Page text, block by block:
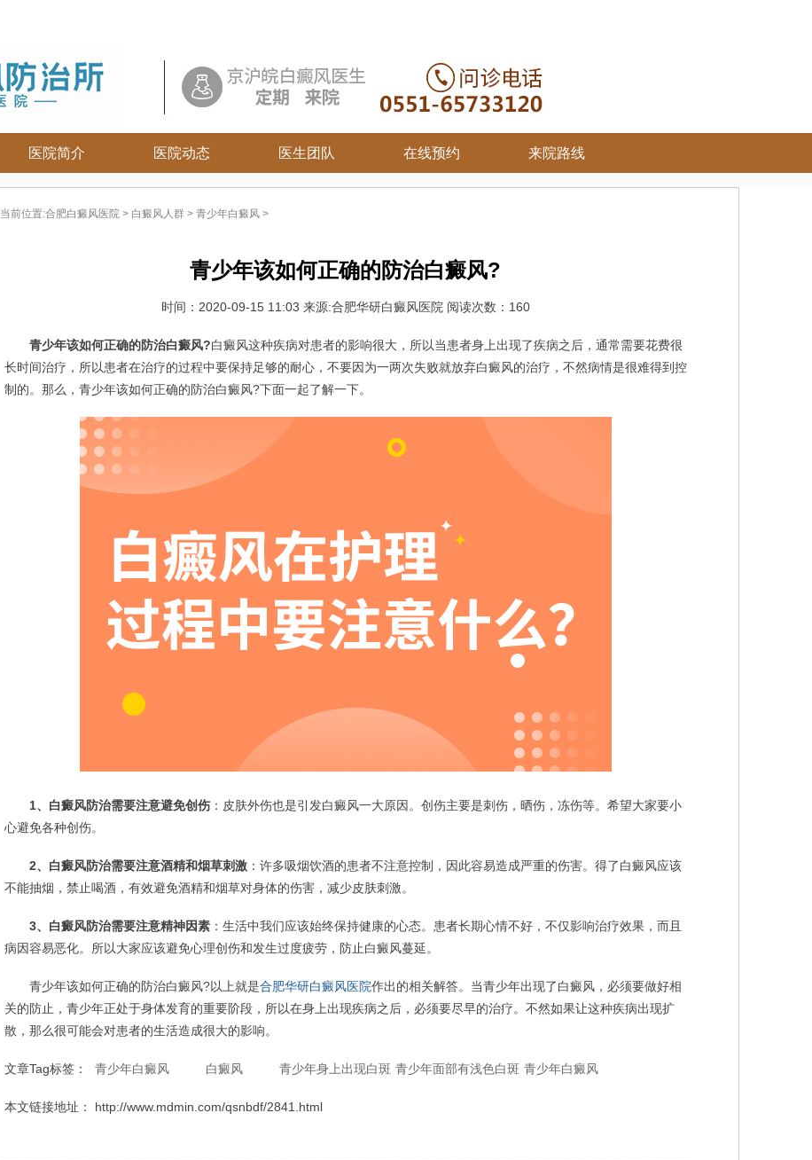
白癜风饮食
白癜风护理
淮北白癜风医院
阜阳白癜风医院
蚌埠白癜风医院
淮南白癜风医院
芜湖白癜风医院
宣城白癜风医院
池州白癜风医院
黄山白癜风医院
医院简介 医院动态 医生团队 在线预约 来院路线
当前位置:合肥白癜风医院 > 白癜风人群 > 青少年白癜风 >
青少年该如何正确的防治白癜风?
时间： 2020-09-15 11:03 来源:合肥华研白癜风医院 阅读次数：160
青少年该如何正确的防治白癜风?白癜风这种疾病对患者的影响很大，所以当患者身上出现了疾病之后，通常需要花费很
长时间治疗，所以患者在治疗的过程中要保持足够的耐心，不要因为一两次失败就放弃白癜风的治疗，不然病情是很难得到控
制的。那么，青少年该如何正确的防治白癜风?下面一起了解一下。
1、白癜风防治需要注意避免创伤：皮肤外伤也是引发白癜风一大原因。创伤主要是刺伤，晒伤，冻伤等。希望大家要小
心避免各种创伤。
2、白癜风防治需要注意酒精和烟草刺激：许多吸烟饮酒的患者不注意控制，因此容易造成严重的伤害。得了白癜风应该
不能抽烟，禁止喝酒，有效避免酒精和烟草对身体的伤害，减少皮肤刺激。
3、白癜风防治需要注意精神因素：生活中我们应该始终保持健康的心态。患者长期心情不好，不仅影响治疗效果，而且
病因容易恶化。所以大家应该避免心理创伤和发生过度疲劳，防止白癜风蔓延。
青少年该如何正确的防治白癜风?以上就是合肥华研白癜风医院作出的相关解答。当青少年出现了白癜风，必须要做好相
关的防止，青少年正处于身体发育的重要阶段，所以在身上出现疾病之后，必须要尽早的治疗。不然如果让这种疾病出现扩
散，那么很可能会对患者的生活造成很大的影响。
文章Tag标签： 青少年白癜风 白癜风 青少年身上出现白斑 青少年面部有浅色白斑 青少年白癜风
本文链接地址： http://www.mdmin.com/qsnbdf/2841.html